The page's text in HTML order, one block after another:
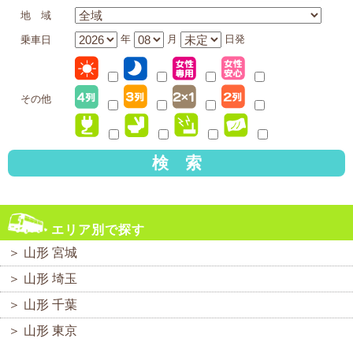
地 域
乗車日 年 月 日発
その他
検 索
エリア別で探す
＞ 山形 宮城
＞ 山形 埼玉
＞ 山形 千葉
＞ 山形 東京